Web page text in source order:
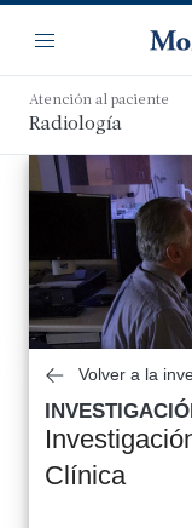
contenido
principal
Navegación
Menú
Atención al paciente
Radiología
Volver a la
Clínica